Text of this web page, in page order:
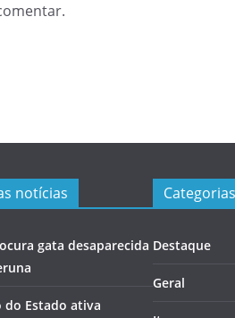
notícias
gata desaparecida
do Estado ativa
Categorias
Destaque
Geral